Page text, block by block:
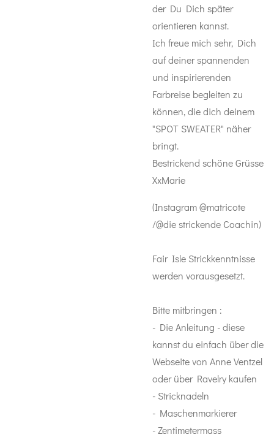
der Du Dich später
orientieren kannst.
Ich freue mich sehr, Dich
auf deiner spannenden
und inspirierenden
Farbreise begleiten zu
können, die dich deinem
"SPOT SWEATER" näher
bringt.
Bestrickend schöne Grüsse
XxMarie
(Instagram @matricote
/@die strickende Coachin)
Fair Isle Strickkenntnisse
werden vorausgesetzt.
Bitte mitbringen :
- Die Anleitung - diese
kannst du einfach über die
Webseite von Anne Ventzel
oder über Ravelry kaufen
- Stricknadeln
- Maschenmarkierer
- Zentimetermass